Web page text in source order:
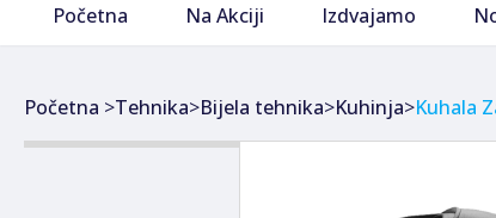
Početna Na Akciji Izdvajamo
Početna >Tehnika>Bijela tehnika>Kuhinja>Kuhala